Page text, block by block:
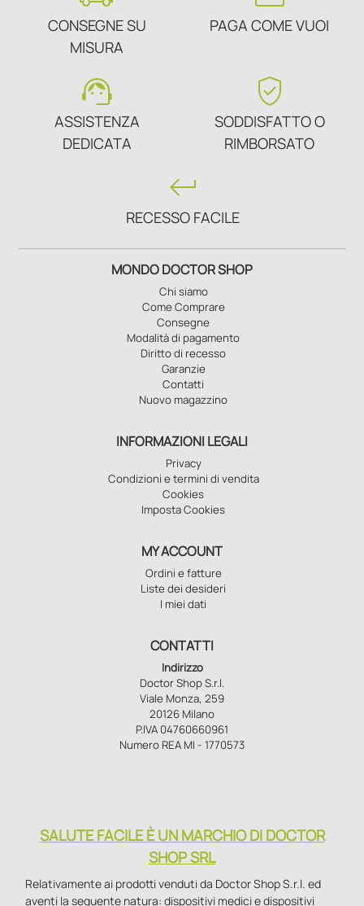
CONSEGNE SU
MISURA
PAGA COME VUOI
support_agent
ASSISTENZA
DEDICATA
verified_user
SODDISFATTO O
RIMBORSATO
keyboard_return
RECESSO FACILE
MONDO DOCTOR SHOP
Chi siamo
Come Comprare
Consegne
Modalità di pagamento
Diritto di recesso
Garanzie
Contatti
Nuovo magazzino
INFORMAZIONI LEGALI
Privacy
Condizioni e termini di vendita
Cookies
Imposta Cookies
MY ACCOUNT
Ordini e fatture
Liste dei desideri
I miei dati
CONTATTI
Indirizzo
Doctor Shop S.r.l.
Viale Monza, 259
20126 Milano
P.IVA 04760660961
Numero REA MI - 1770573
SALUTE FACILE È UN MARCHIO DI DOCTOR
SHOP SRL
Relativamente ai prodotti venduti da Doctor Shop S.r.l. ed
aventi la seguente natura: dispositivi medici e dispositivi